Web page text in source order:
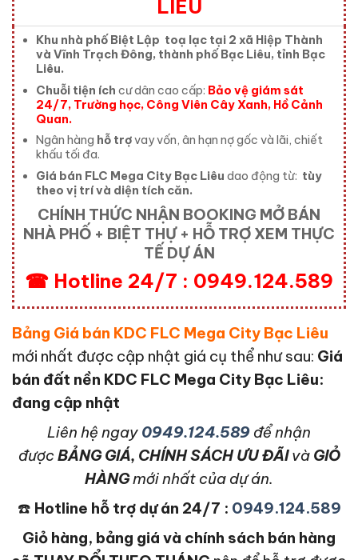
LIÊU
Khu nhà phố Biệt Lập toạ lạc tại 2 xã Hiệp Thành
và Vĩnh Trạch Đông, thành phố Bạc Liêu, tỉnh Bạc
Liêu.
Chuỗi tiện ích cư dân cao cấp: Bảo vệ giám sát
24/7, Trường học, Công Viên Cây Xanh, Hồ Cảnh
Quan.
Ngân hàng hỗ trợvay vốn, ân hạn nợ gốc và lãi, chiết
khấu tối đa.
Giá bán FLC Mega City Bạc Liêu dao động từ: tùy
theo vị trí và diện tích căn.
CHÍNH THỨC NHẬN BOOKING MỞ BÁN
NHÀ PHỐ + BIỆT THỰ + HỖ TRỢ XEM THỰC
TẾ DỰ ÁN
☎ Hotline 24/7 : 0949.124.589
Bảng Giá bán KDC FLC Mega City Bạc Liêu
mới nhất được cập nhật giá cụ thể như sau: Giá
bán đất nền KDC FLC Mega City Bạc Liêu:
đang cập nhật
Liên hệ ngay 0949.124.589 để nhận
được BẢNG GIÁ, CHÍNH SÁCH ƯU ĐÃIvàGIỎ
HÀNGmới nhất của dự án.
☎️ Hotline hỗ trợ dự án 24/7 : 0949.124.589
Giỏ hàng, bảng giá và chính sách bán hàng